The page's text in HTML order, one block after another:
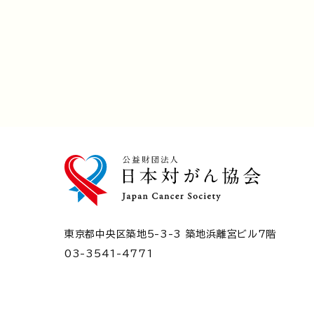
東京都中央区築地5-3-3 築地浜離宮ビル7階
03-3541-4771